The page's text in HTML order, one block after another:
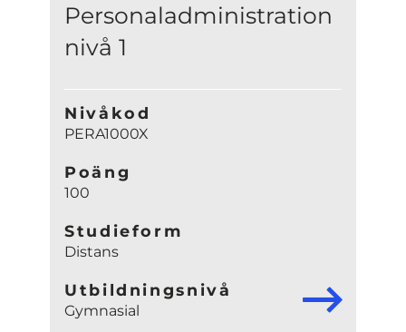
Personaladministration
nivå 1
Nivåkod
PERA1000X
Poäng
100
Studieform
Distans
Utbildningsnivå
Gymnasial